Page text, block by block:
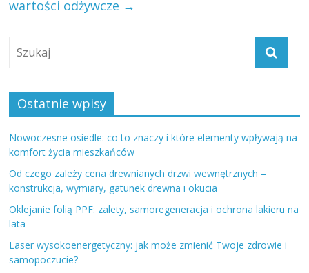
wartości odżywcze →
Ostatnie wpisy
Nowoczesne osiedle: co to znaczy i które elementy wpływają na
komfort życia mieszkańców
Od czego zależy cena drewnianych drzwi wewnętrznych –
konstrukcja, wymiary, gatunek drewna i okucia
Oklejanie folią PPF: zalety, samoregeneracja i ochrona lakieru na
lata
Laser wysokoenergetyczny: jak może zmienić Twoje zdrowie i
samopoczucie?